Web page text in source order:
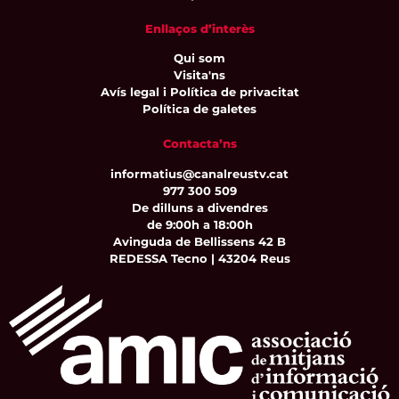
Enllaços d’interès
Qui som
Visita'ns
Avís legal i Política de privacitat
Política de galetes
Contacta’ns
informatius@canalreustv.cat
977 300 509
De dilluns a divendres
de 9:00h a 18:00h
Avinguda de Bellissens 42 B
REDESSA Tecno | 43204 Reus